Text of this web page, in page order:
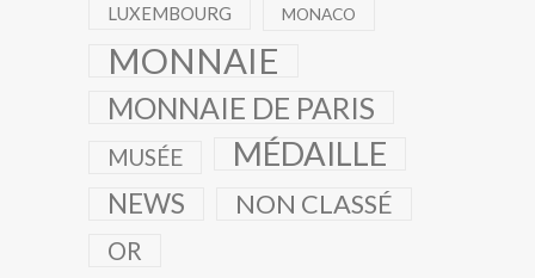
LUXEMBOURG MONACO
MONNAIE
MONNAIE DE PARIS
MUSÉE MÉDAILLE
NEWS NON CLASSÉ
OR